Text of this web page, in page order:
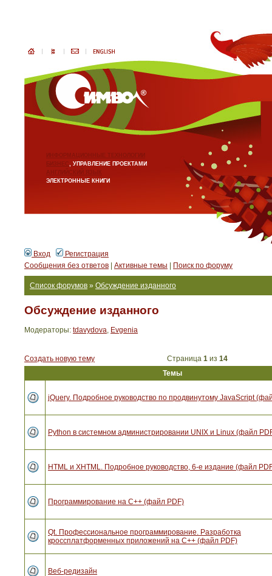
ИНФОРМАЦИОННЫЕ ТЕХНОЛОГИИ
БИЗНЕС, УПРАВЛЕНИЕ ПРОЕКТАМИ
АНГЛИЙСКИЙ ЯЗЫК
ЭЛЕКТРОННЫЕ КНИГИ
Вход
Регистрация
Сообщения без ответов
Активные темы Поиск по форуму
Список форумов » Обсуждение изданного
Обсуждение изданного
Модераторы: tdavydova, Evgenia
Создать новую тему Страница 1 из 14
Темы
jQuery. Подробное руководство по продвинутому JavaScript
Python в системном администрировании UNIX и Linux (файл
HTML и XHTML. Подробное руководство, 6-е издание (файл
Программирование на C++ (файл PDF)
Qt. Профессиональное программирование. Разработка
кроссплатформенных приложений на С++ (файл PDF)
Веб-редизайн